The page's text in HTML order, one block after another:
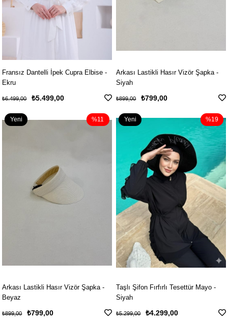
Fransız Dantelli İpek Cupra Elbise -
Ekru
₺5.499,00
₺6.499,00
Arkası Lastikli Hasır Vizör Şapka -
Siyah
₺799,00
₺899,00
Arkası Lastikli Hasır Vizör Şapka -
Beyaz
₺799,00
₺899,00
%11
Yeni
Taşlı Şifon Fırfırlı Tesettür Mayo -
Siyah
₺4.299,00
₺5.299,00
%19
Yeni